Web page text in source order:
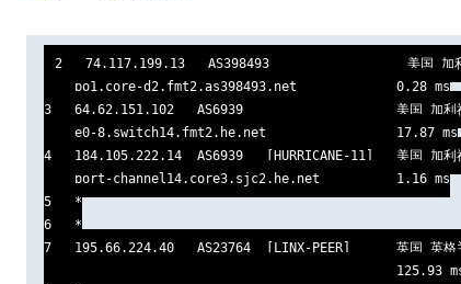
2   74.117.199.13   AS398493                  美国 加利
    po1.core-d2.fmt2.as398493.net             0.28 ms
3   64.62.151.102   AS6939                    美国 加利福尼
    e0-8.switch14.fmt2.he.net                 17.87 ms
4   184.105.222.14  AS6939   [HURRICANE-11]   美国 加利
    port-channel14.core3.sjc2.he.net          1.16 ms
5   *
6   *
7   195.66.224.40   AS23764  [LINX-PEER]      英国 英格
125.93